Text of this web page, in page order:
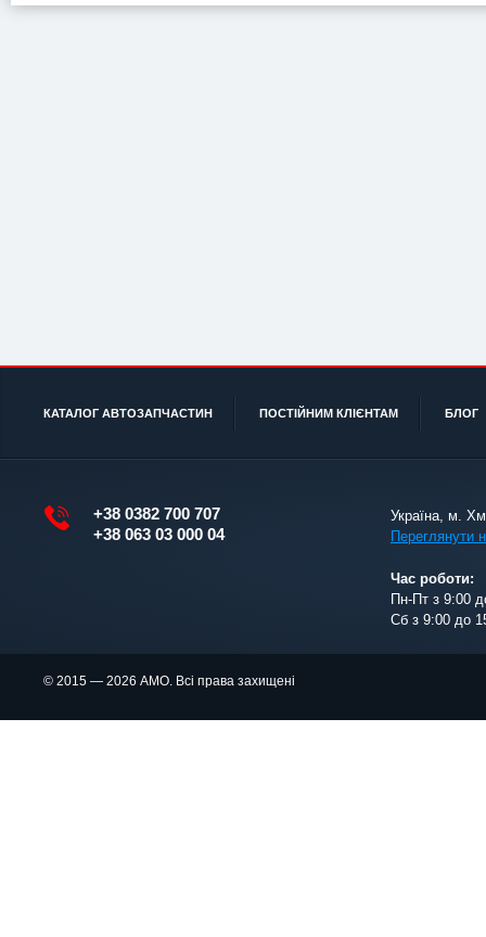
КАТАЛОГ АВТОЗАПЧАСТИН ПОСТІЙНИМ КЛІЄНТАМ БЛОГ
+38 0382 700 707
+38 063 03 000 04
Україна, м.
Переглянути
Час роботи:
Пн-Пт з 9:00
Сб з 9:00 до
© 2015 — 2026 АМО. Всі права захищені